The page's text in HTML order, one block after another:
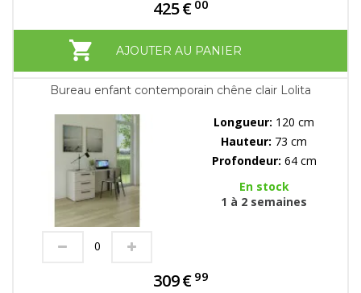
425€ 00
AJOUTER AU PANIER
Bureau enfant contemporain chêne clair Lolita
Longueur: 120 cm
Hauteur: 73 cm
Profondeur: 64 cm
En stock
1 à 2 semaines
309€ 99